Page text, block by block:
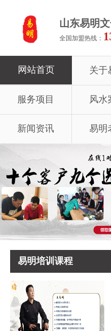
山东易明
全国加盟热线：
网站首页 关于
服务项目 风水
新闻资讯 易明
易明培训课程